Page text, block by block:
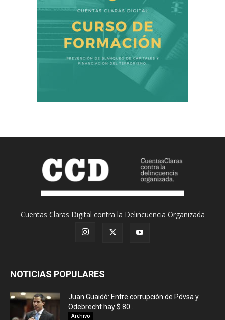
Cuentas Claras Digital contra la Delincuencia Organizada
NOTICIAS POPULARES
Juan Guaidó: Entre corrupción de Pdvsa y
Odebrecht hay $ 80...
Archivo